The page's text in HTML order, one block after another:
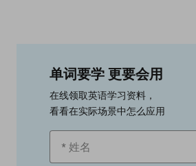
单词要学 更要会用
在线领取英语学习资料，
看看在实际场景中怎么应用